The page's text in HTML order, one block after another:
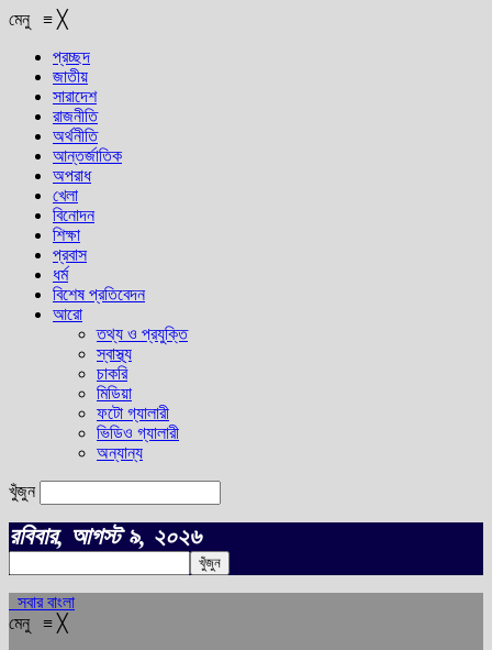
মেনু ≡ ╳
প্রচ্ছদ
জাতীয়
সারাদেশ
রাজনীতি
অর্থনীতি
আন্তর্জাতিক
অপরাধ
খেলা
বিনোদন
শিক্ষা
প্রবাস
ধর্ম
বিশেষ প্রতিবেদন
আরো
তথ্য ও প্রযুক্তি
স্বাস্থ্য
চাকরি
মিডিয়া
ফটো গ্যালারী
ভিডিও গ্যালারী
অন্যান্য
খুঁজুন
রবিবার, আগস্ট ৯, ২০২৬
সবার বাংলা
মেনু ≡ ╳